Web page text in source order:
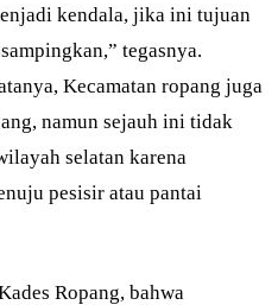
kendala, jika ini tujuan
tegasnya.
Kecamatan ropang juga
namun sejauh ini tidak
selatan karena
pesisir atau pantai
Ropang, bahwa